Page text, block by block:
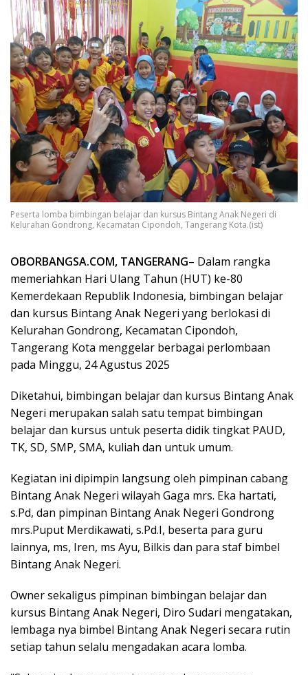
Peserta lomba bimbingan belajar dan kursus Bintang Anak Negeri di
Kelurahan Gondrong, Kecamatan Cipondoh, Tangerang Kota.(ist)
OBORBANGSA.COM, TANGERANG– Dalam rangka
memeriahkan Hari Ulang Tahun (HUT) ke-80
Kemerdekaan Republik Indonesia, bimbingan belajar
dan kursus Bintang Anak Negeri yang berlokasi di
Kelurahan Gondrong, Kecamatan Cipondoh,
Tangerang Kota menggelar berbagai perlombaan
pada Minggu, 24 Agustus 2025
Diketahui, bimbingan belajar dan kursus Bintang Anak
Negeri merupakan salah satu tempat bimbingan
belajar dan kursus untuk peserta didik tingkat PAUD,
TK, SD, SMP, SMA, kuliah dan untuk umum.
Kegiatan ini dipimpin langsung oleh pimpinan cabang
Bintang Anak Negeri wilayah Gaga mrs. Eka hartati,
s.Pd, dan pimpinan Bintang Anak Negeri Gondrong
mrs.Puput Merdikawati, s.Pd.I, beserta para guru
lainnya, ms, Iren, ms Ayu, Bilkis dan para staf bimbel
Bintang Anak Negeri.
Owner sekaligus pimpinan bimbingan belajar dan
kursus Bintang Anak Negeri, Diro Sudari mengatakan,
lembaga nya bimbel Bintang Anak Negeri secara rutin
setiap tahun selalu mengadakan acara lomba.